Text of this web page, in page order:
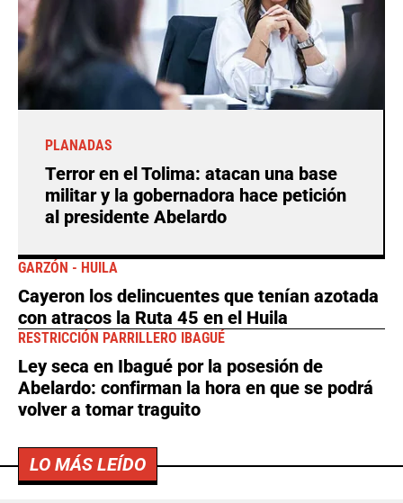
PLANADAS
Terror en el Tolima: atacan una base
militar y la gobernadora hace petición
al presidente Abelardo
GARZÓN - HUILA
Cayeron los delincuentes que tenían azotada
con atracos la Ruta 45 en el Huila
RESTRICCIÓN PARRILLERO IBAGUÉ
Ley seca en Ibagué por la posesión de
Abelardo: confirman la hora en que se podrá
volver a tomar traguito
LO MÁS LEÍDO